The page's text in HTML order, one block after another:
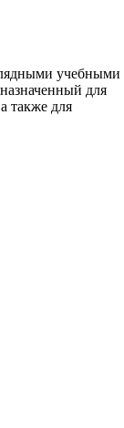
учебными
для
также для